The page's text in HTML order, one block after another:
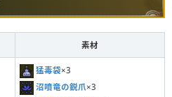
素材
猛毒袋×3
沼噴竜の鋭爪×3